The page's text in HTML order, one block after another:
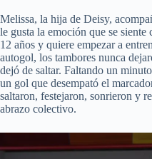
Melissa, la hija de Deisy,
le gusta la emoción que se siente
12 años y quiere empezar a
autogol, los tambores nunca
dejó de saltar. Faltando un
un gol que desempató el
saltaron, festejaron, sonrieron y
abrazo colectivo.